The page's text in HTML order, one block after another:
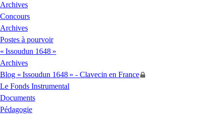
Archives
Concours
Archives
Postes à pourvoir
« Issoudun 1648 »
Archives
Blog « Issoudun 1648 » - Clavecin en France
Le Fonds Instrumental
Documents
Pédagogie